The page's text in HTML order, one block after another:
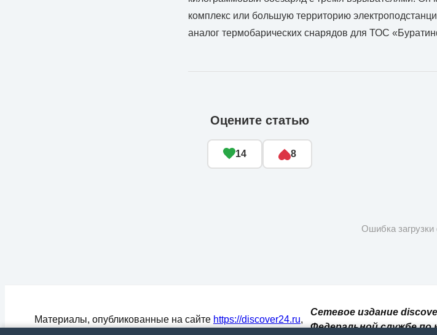
комплекс или большую территорию
аналог термобарических снарядов для ТОС
Оцените статью
14 8
Ошибка загрузки
Сетевое издание
Федеральной службе по
Материалы, опубликованные на сайте https://discover24.ru,